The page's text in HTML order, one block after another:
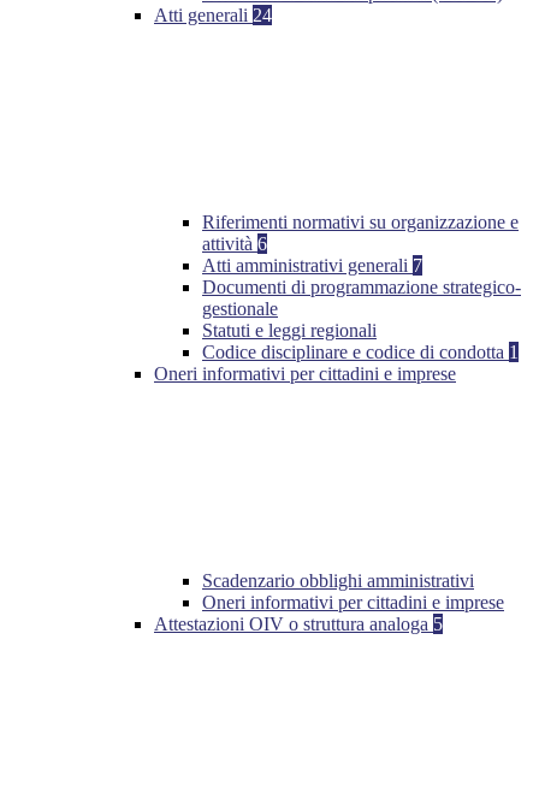
Atti generali 24
Riferimenti normativi su organizzazione e
attività 6
Atti amministrativi generali 7
Documenti di programmazione strategico-
gestionale
Statuti e leggi regionali
Codice disciplinare e codice di condotta 1
Oneri informativi per cittadini e imprese
Scadenzario obblighi amministrativi
Oneri informativi per cittadini e imprese
Attestazioni OIV o struttura analoga 5